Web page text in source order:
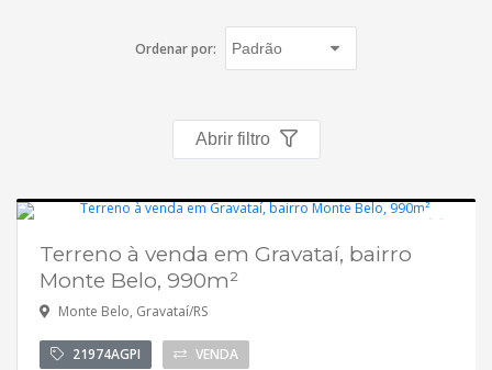
Simulador de financiamento
whatsapp
Ordenar por:
Abrir filtro
Terreno à venda em Gravataí, bairro
Monte Belo, 990m²
Monte Belo, Gravataí/RS
21974AGPI VENDA